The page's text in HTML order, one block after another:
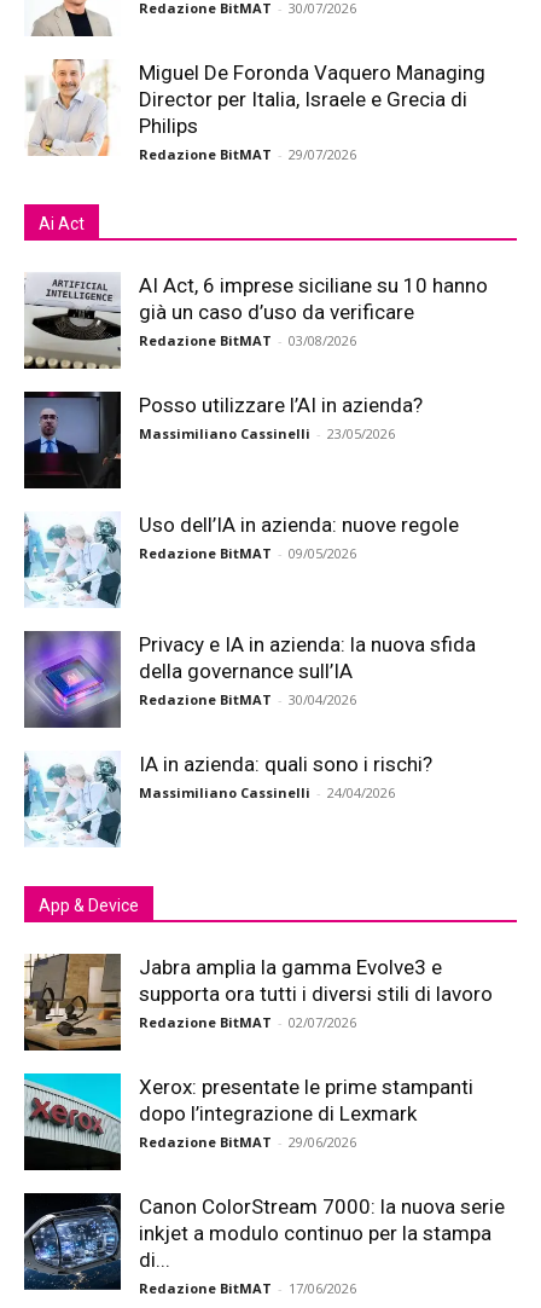
Redazione BitMAT - 30/07/2026
Miguel De Foronda Vaquero Managing
Director per Italia, Israele e Grecia di
Philips
Redazione BitMAT - 29/07/2026
Ai Act
AI Act, 6 imprese siciliane su 10 hanno
già un caso d’uso da verificare
Redazione BitMAT - 03/08/2026
Posso utilizzare l’AI in azienda?
Massimiliano Cassinelli - 23/05/2026
Uso dell’IA in azienda: nuove regole
Redazione BitMAT - 09/05/2026
Privacy e IA in azienda: la nuova sfida
della governance sull’IA
Redazione BitMAT - 30/04/2026
IA in azienda: quali sono i rischi?
Massimiliano Cassinelli - 24/04/2026
App & Device
Jabra amplia la gamma Evolve3 e
supporta ora tutti i diversi stili di lavoro
Redazione BitMAT - 02/07/2026
Xerox: presentate le prime stampanti
dopo l’integrazione di Lexmark
Redazione BitMAT - 29/06/2026
Canon ColorStream 7000: la nuova serie
inkjet a modulo continuo per la stampa
di...
Redazione BitMAT - 17/06/2026